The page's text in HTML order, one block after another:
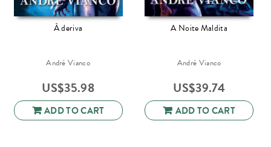
À deriva
André Vianco
US$35.98
ADD TO CART
A Noite Maldita
André Vianco
US$39.74
ADD TO CART